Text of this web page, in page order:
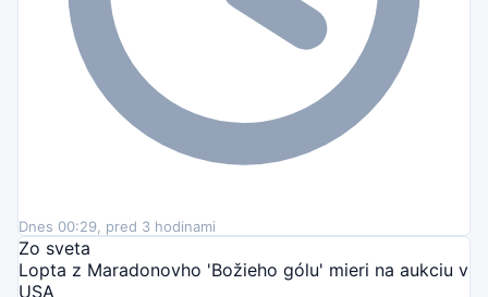
Dnes 00:29, pred 3 hodinami
Zo sveta
Lopta z Maradonovho 'Božieho gólu' mieri na aukciu v
USA